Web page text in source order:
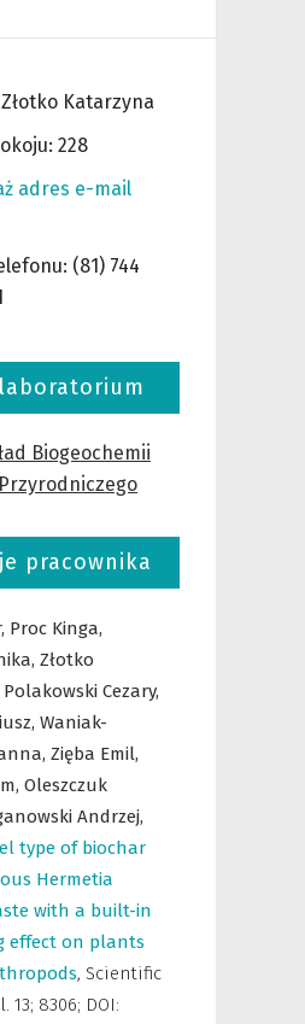
Złotko Katarzyna
228
adres e-mail
(81) 744
Biogeochemii
pracownika
Proc Kinga,
Złotko
Polakowski Cezary,
Waniak-
Zięba Emil,
Oleszczuk
Andrzej,
type of biochar
Hermetia
with a built-in
effect on plants
, Scientific
13; 8306; DOI: